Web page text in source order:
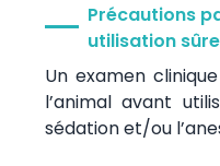
Précautions
utilisation
Un examen
l’animal avant
sédation et/ou